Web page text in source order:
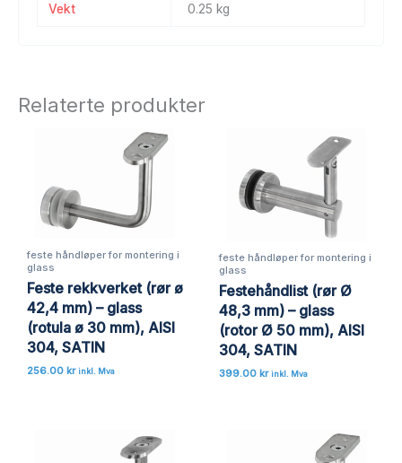
Vekt 0.25 kg
Relaterte produkter
feste håndløper for montering i
glass
Feste rekkverket (rør ø
42,4 mm) – glass
(rotula ø 30 mm), AISI
304, SATIN
256.00 kr inkl. Mva
feste håndløper for montering i
glass
Festehåndlist (rør Ø
48,3 mm) – glass
(rotor Ø 50 mm), AISI
304, SATIN
399.00 kr inkl. Mva